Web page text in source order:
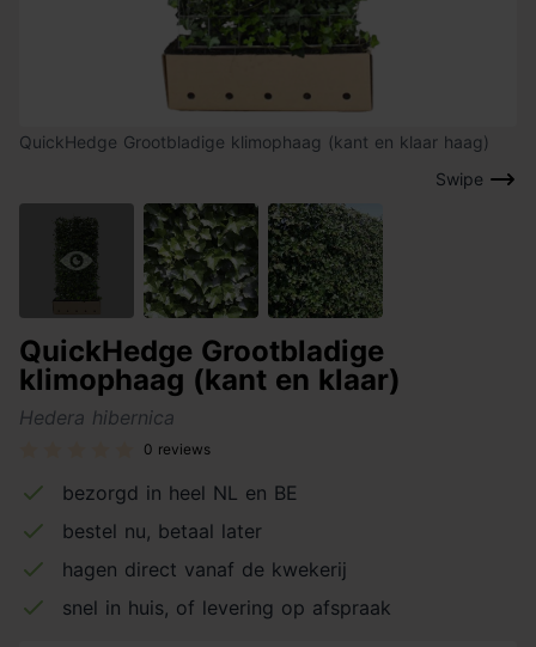
Swipe
QuickHedge Grootbladige klimophaag (kant en klaar haag)
QuickHedge Grootbladige
klimophaag (kant en klaar)
Hedera hibernica
0 reviews
bezorgd in heel NL en BE
bestel nu, betaal later
hagen direct vanaf de kwekerij
snel in huis, of levering op afspraak